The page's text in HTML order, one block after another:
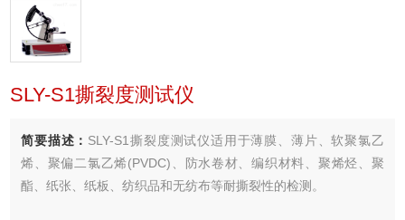
SLY-S1撕裂度测试仪
简要描述： SLY-S1撕裂度测试仪适用于薄膜、薄片、软聚氯乙
烯、聚偏二氯乙烯(PVDC)、防水卷材、编织材料、聚烯烃、聚
酯、纸张、纸板、纺织品和无纺布等耐撕裂性的检测。